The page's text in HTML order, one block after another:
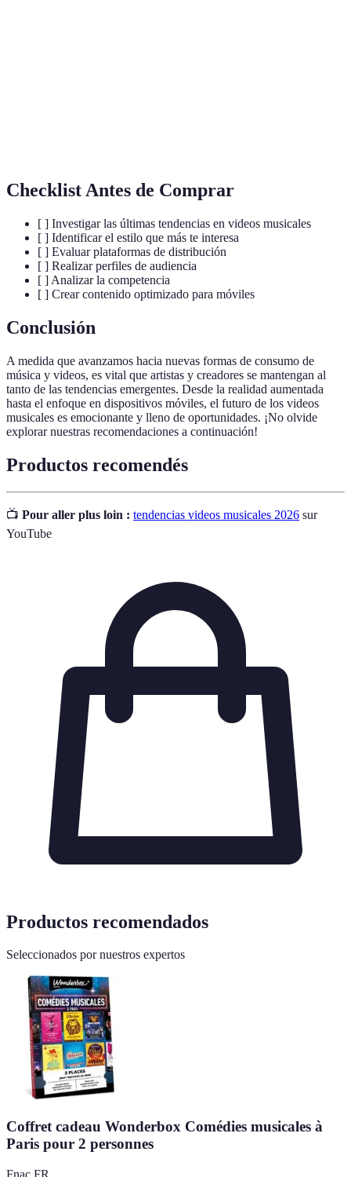
Checklist Antes de Comprar
[ ] Investigar las últimas tendencias en videos musicales
[ ] Identificar el estilo que más te interesa
[ ] Evaluar plataformas de distribución
[ ] Realizar perfiles de audiencia
[ ] Analizar la competencia
[ ] Crear contenido optimizado para móviles
Conclusión
A medida que avanzamos hacia nuevas formas de consumo de
música y videos, es vital que artistas y creadores se mantengan al
tanto de las tendencias emergentes. Desde la realidad aumentada
hasta el enfoque en dispositivos móviles, el futuro de los videos
musicales es emocionante y lleno de oportunidades. ¡No olvide
explorar nuestras recomendaciones a continuación!
Productos recomendés
📺 Pour aller plus loin : tendencias videos musicales 2026 sur
YouTube
Productos recomendados
Seleccionados por nuestros expertos
Coffret cadeau Wonderbox Comédies musicales à
Paris pour 2 personnes
Fnac FR